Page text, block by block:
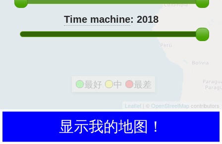
最好 中 最差
Leaflet | © OpenStreetMapcontributors
Time machine: 2018
显示我的地图！